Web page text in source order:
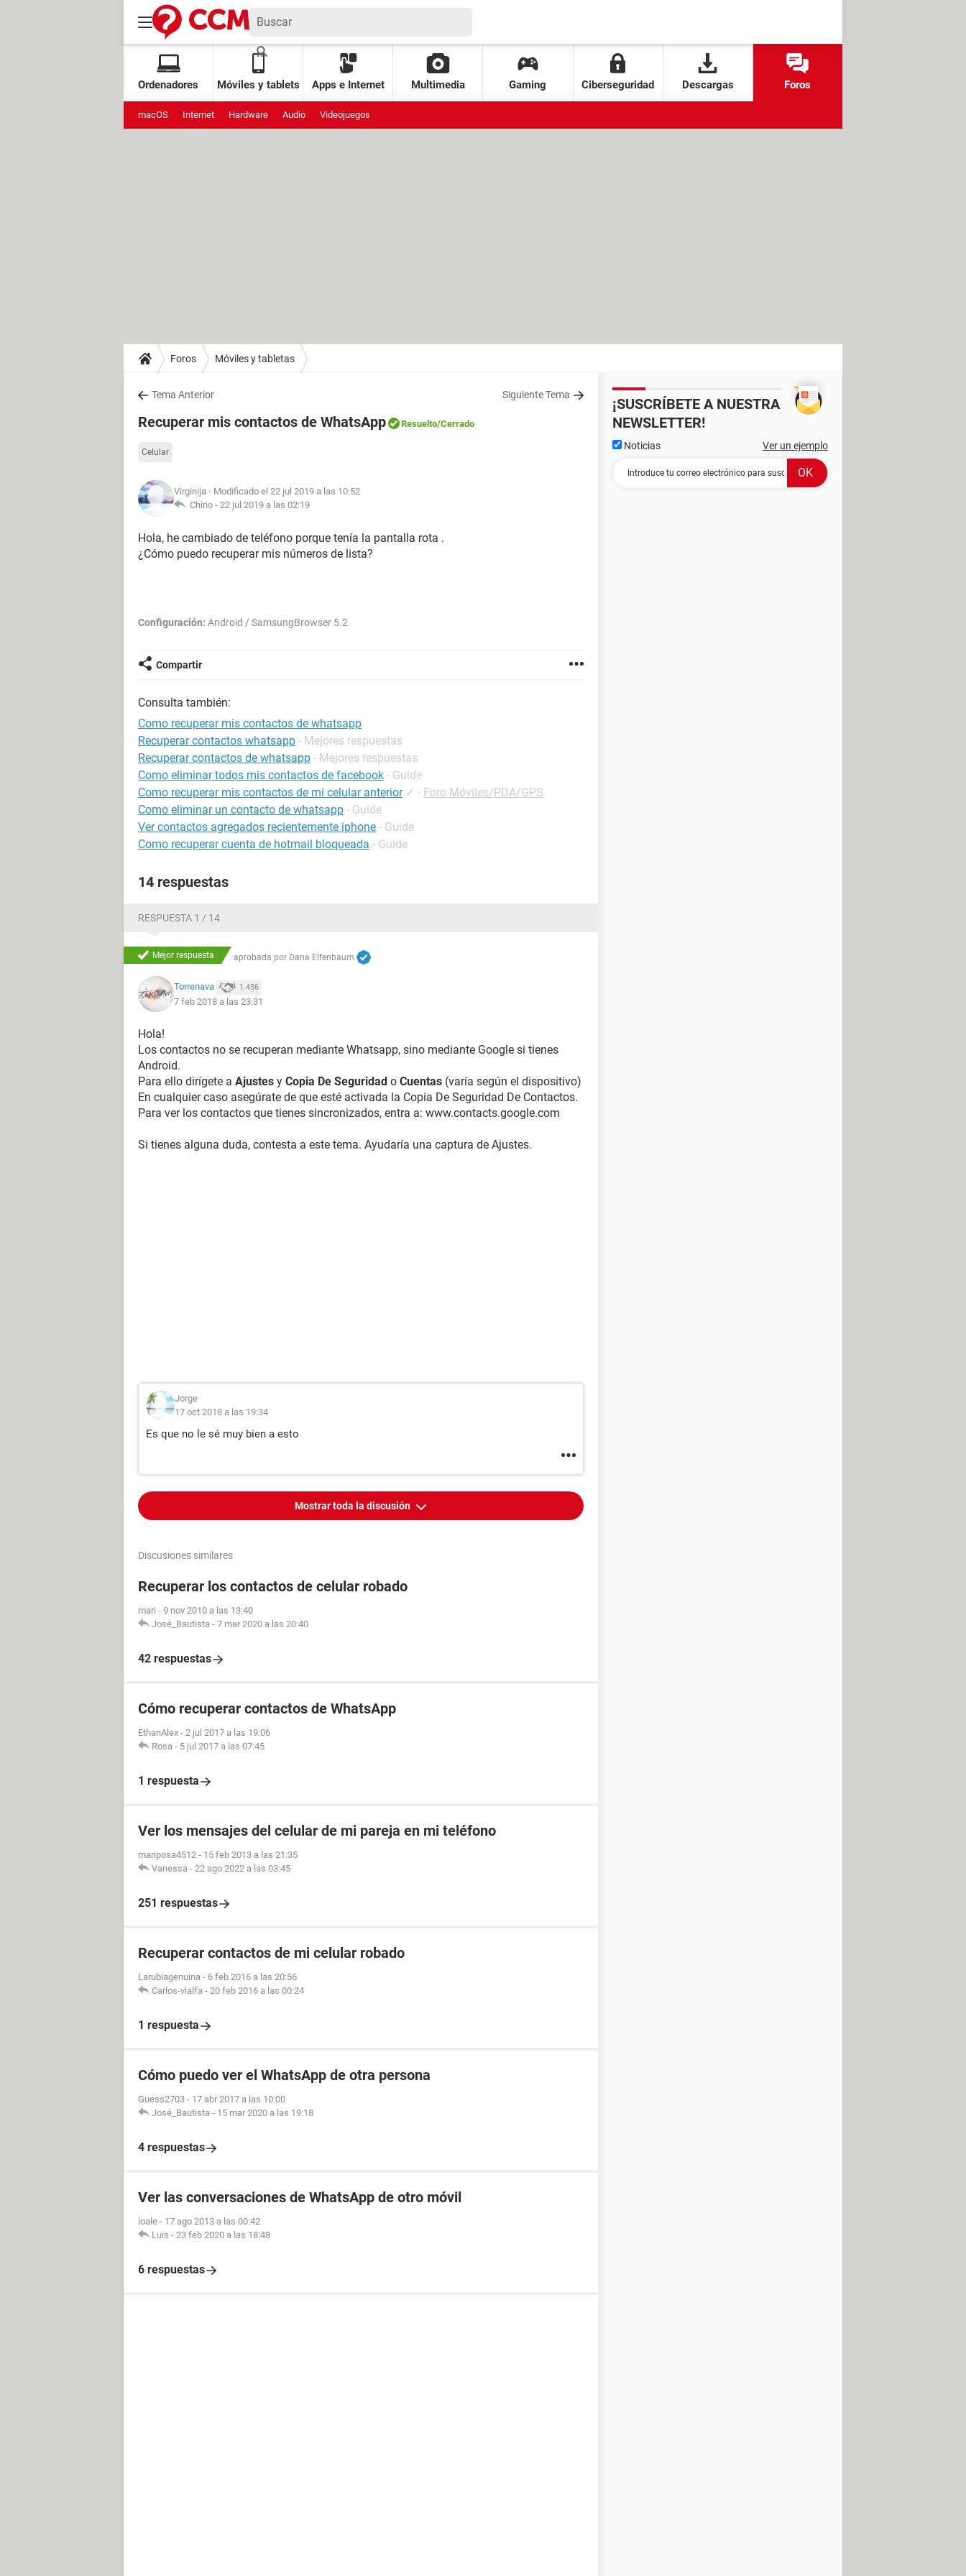
Ordenadores Móviles y tablets Apps e Internet Multimedia Gaming Ciberseguridad Descargas Foros
macOS Internet Hardware Audio Videojuegos
Foros Móviles y tabletas
Tema Anterior Siguiente Tema
Recuperar mis contactos de WhatsApp Resuelto/Cerrado
Celular
Virginija - Modificado el 22 jul 2019 a las 10:52
Chino - 22 jul 2019 a las 02:19
Hola, he cambiado de teléfono porque tenía la pantalla rota .
¿Cómo puedo recuperar mis números de lista?
Configuración: Android / SamsungBrowser 5.2
Compartir
Consulta también:
Como recuperar mis contactos de whatsapp
Recuperar contactos whatsapp - Mejores respuestas
Recuperar contactos de whatsapp - Mejores respuestas
Como eliminar todos mis contactos de facebook - Guide
Como recuperar mis contactos de mi celular anterior ✓ - Foro Móviles/PDA/GPS
Como eliminar un contacto de whatsapp - Guide
Ver contactos agregados recientemente iphone - Guide
Como recuperar cuenta de hotmail bloqueada - Guide
14 respuestas
RESPUESTA 1 / 14
Mejor respuesta aprobada por Dana Elfenbaum
Torrenava 1.436
7 feb 2018 a las 23:31
Hola!
Los contactos no se recuperan mediante Whatsapp, sino mediante Google si tienes
Android.
Para ello dirígete a Ajustes y Copia De Seguridad o Cuentas (varía según el dispositivo)
En cualquier caso asegúrate de que esté activada la Copia De Seguridad De Contactos.
Para ver los contactos que tienes sincronizados, entra a: www.contacts.google.com
Si tienes alguna duda, contesta a este tema. Ayudaría una captura de Ajustes.
Jorge
17 oct 2018 a las 19:34
Es que no le sé muy bien a esto
Mostrar toda la discusión
Discusiones similares
Recuperar los contactos de celular robado
mari - 9 nov 2010 a las 13:40
José_Bautista - 7 mar 2020 a las 20:40
42 respuestas
Cómo recuperar contactos de WhatsApp
EthanAlex - 2 jul 2017 a las 19:06
Rosa - 5 jul 2017 a las 07:45
1 respuesta
Ver los mensajes del celular de mi pareja en mi teléfono
mariposa4512 - 15 feb 2013 a las 21:35
Vanessa - 22 ago 2022 a las 03:45
251 respuestas
Recuperar contactos de mi celular robado
Larubiagenuina - 6 feb 2016 a las 20:56
Carlos-vialfa - 20 feb 2016 a las 00:24
1 respuesta
Cómo puedo ver el WhatsApp de otra persona
Guess2703 - 17 abr 2017 a las 10:00
José_Bautista - 15 mar 2020 a las 19:18
4 respuestas
Ver las conversaciones de WhatsApp de otro móvil
ioale - 17 ago 2013 a las 00:42
Luis - 23 feb 2020 a las 18:48
6 respuestas
¡SUSCRÍBETE A NUESTRA
NEWSLETTER!
Noticias Ver un ejemplo